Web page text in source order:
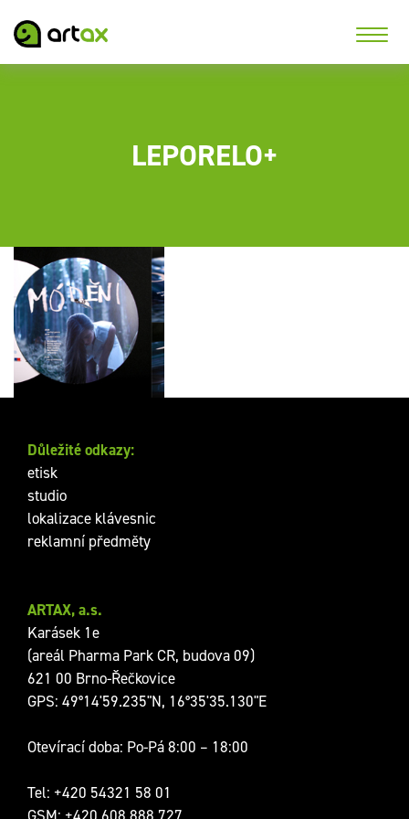
LEPORELO+
Tisk pozvánek,
vstupenek a programů
na cyklus Módění
ARTAX, a.s.
Karásek 1e
(areál Pharma Park CR, budova 09)
621 00 Brno-Řečkovice
GPS: 49°14'59.235"N, 16°35'35.130"E
Otevírací doba: Po-Pá 8:00 – 18:00
Tel: +420 54321 58 01
GSM: +420 608 888 727
Důležité odkazy:
etisk
studio
lokalizace klávesnic
reklamní předměty